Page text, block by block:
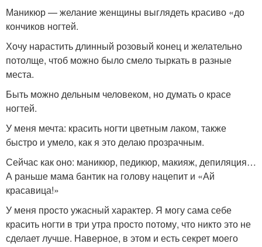
Маникюр — желание женщины выглядеть красиво «до
кончиков ногтей.
Хочу нарастить длинный розовый конец и желательно
потолще, чтоб можно было смело тыркать в разные
места.
Быть можно дельным человеком, но думать о красе
ногтей.
У меня мечта: красить ногти цветным лаком, также
быстро и умело, как я это делаю прозрачным.
Сейчас как оно: маникюр, педикюр, макияж, депиляция…
А раньше мама бантик на голову нацепит и «Ай
красавица!»
У меня просто ужасный характер. Я могу сама себе
красить ногти в три утра просто потому, что никто это не
сделает лучше. Наверное, в этом и есть секрет моего